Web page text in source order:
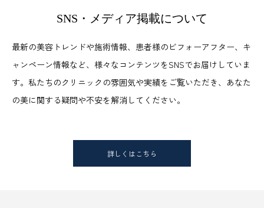
SNS・メディア掲載について
最新の美容トレンドや施術情報、患者様のビフォーアフター、キ
ャンペーン情報など、様々なコンテンツをSNSでお届けしていま
す。私たちのクリニックの雰囲気や実績をご覧いただき、あなた
の美に関する疑問や不安を解消してください。
詳しくはこちら